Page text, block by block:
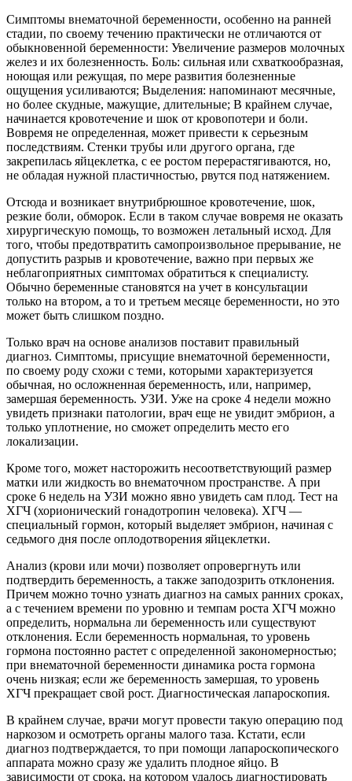
Симптомы внематочной беременности, особенно на ранней
стадии, по своему течению практически не отличаются от
обыкновенной беременности: Увеличение размеров молочных
желез и их болезненность. Боль: сильная или схваткообразная,
ноющая или режущая, по мере развития болезненные
ощущения усиливаются; Выделения: напоминают месячные,
но более скудные, мажущие, длительные; В крайнем случае,
начинается кровотечение и шок от кровопотери и боли.
Вовремя не определенная, может привести к серьезным
последствиям. Стенки трубы или другого органа, где
закрепилась яйцеклетка, с ее ростом перерастягиваются, но,
не обладая нужной пластичностью, рвутся под натяжением.
Отсюда и возникает внутрибрюшное кровотечение, шок,
резкие боли, обморок. Если в таком случае вовремя не оказать
хирургическую помощь, то возможен летальный исход. Для
того, чтобы предотвратить самопроизвольное прерывание, не
допустить разрыв и кровотечение, важно при первых же
неблагоприятных симптомах обратиться к специалисту.
Обычно беременные становятся на учет в консультации
только на втором, а то и третьем месяце беременности, но это
может быть слишком поздно.
Только врач на основе анализов поставит правильный
диагноз. Симптомы, присущие внематочной беременности,
по своему роду схожи с теми, которыми характеризуется
обычная, но осложненная беременность, или, например,
замершая беременность. УЗИ. Уже на сроке 4 недели можно
увидеть признаки патологии, врач еще не увидит эмбрион, а
только уплотнение, но сможет определить место его
локализации.
Кроме того, может насторожить несоответствующий размер
матки или жидкость во внематочном пространстве. А при
сроке 6 недель на УЗИ можно явно увидеть сам плод. Тест на
ХГЧ (хорионический гонадотропин человека). ХГЧ —
специальный гормон, который выделяет эмбрион, начиная с
седьмого дня после оплодотворения яйцеклетки.
Анализ (крови или мочи) позволяет опровергнуть или
подтвердить беременность, а также заподозрить отклонения.
Причем можно точно узнать диагноз на самых ранних сроках,
а с течением времени по уровню и темпам роста ХГЧ можно
определить, нормальна ли беременность или существуют
отклонения. Если беременность нормальная, то уровень
гормона постоянно растет с определенной закономерностью;
при внематочной беременности динамика роста гормона
очень низкая; если же беременность замершая, то уровень
ХГЧ прекращает свой рост. Диагностическая лапароскопия.
В крайнем случае, врачи могут провести такую операцию под
наркозом и осмотреть органы малого таза. Кстати, если
диагноз подтверждается, то при помощи лапароскопического
аппарата можно сразу же удалить плодное яйцо. В
зависимости от срока, на котором удалось диагностировать